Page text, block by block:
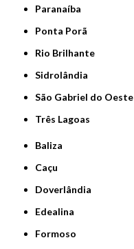
Paranaíba
Ponta Porã
Rio Brilhante
Sidrolândia
São Gabriel do Oeste
Três Lagoas
Baliza
Caçu
Doverlândia
Edealina
Formoso